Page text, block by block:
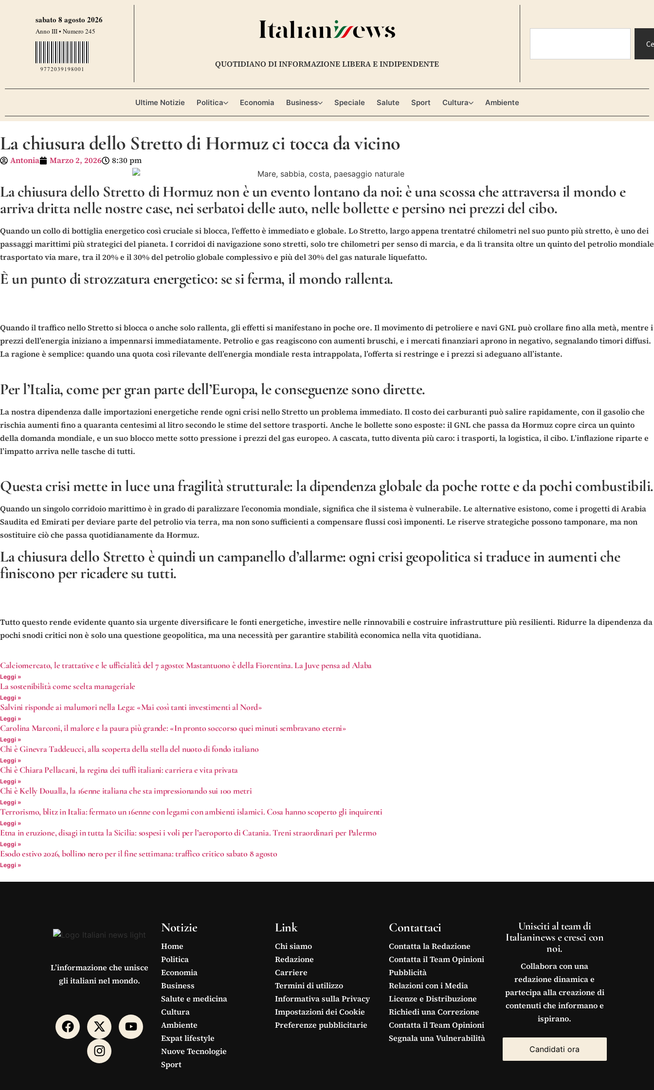
sabato 8 agosto 2026
Anno III • Numero 245
9772039198001 QUOTIDIANO DI INFORMAZIONE LIBERA E INDIPENDENTE
Ultime Notizie Politica Economia Business Speciale Salute Sport Cultura Ambiente
La chiusura dello Stretto di Hormuz ci tocca da vicino
Antonia Marzo 2, 2026 8:30 pm
La chiusura dello Stretto di Hormuz non è un evento lontano da noi: è una scossa che attraversa il mondo e
arriva dritta nelle nostre case, nei serbatoi delle auto, nelle bollette e persino nei prezzi del cibo.
Quando un collo di bottiglia energetico così cruciale si blocca, l’effetto è immediato e globale. Lo Stretto, largo appena trentatré chilometri nel suo punto più stretto, è uno dei
passaggi marittimi più strategici del pianeta. I corridoi di navigazione sono stretti, solo tre chilometri per senso di marcia, e da lì transita oltre un quinto del petrolio mondiale
trasportato via mare, tra il 20% e il 30% del petrolio globale complessivo e più del 30% del gas naturale liquefatto.
È un punto di strozzatura energetico: se si ferma, il mondo rallenta.
Quando il traffico nello Stretto si blocca o anche solo rallenta, gli effetti si manifestano in poche ore. Il movimento di petroliere e navi GNL può crollare fino alla metà, mentre i
prezzi dell’energia iniziano a impennarsi immediatamente. Petrolio e gas reagiscono con aumenti bruschi, e i mercati finanziari aprono in negativo, segnalando timori diffusi.
La ragione è semplice: quando una quota così rilevante dell’energia mondiale resta intrappolata, l’offerta si restringe e i prezzi si adeguano all’istante.
Per l’Italia, come per gran parte dell’Europa, le conseguenze sono dirette.
La nostra dipendenza dalle importazioni energetiche rende ogni crisi nello Stretto un problema immediato. Il costo dei carburanti può salire rapidamente, con il gasolio che
rischia aumenti fino a quaranta centesimi al litro secondo le stime del settore trasporti. Anche le bollette sono esposte: il GNL che passa da Hormuz copre circa un quinto
della domanda mondiale, e un suo blocco mette sotto pressione i prezzi del gas europeo. A cascata, tutto diventa più caro: i trasporti, la logistica, il cibo. L’inflazione riparte e
l’impatto arriva nelle tasche di tutti.
Questa crisi mette in luce una fragilità strutturale: la dipendenza globale da poche rotte e da pochi combustibili.
Quando un singolo corridoio marittimo è in grado di paralizzare l’economia mondiale, significa che il sistema è vulnerabile. Le alternative esistono, come i progetti di Arabia
Saudita ed Emirati per deviare parte del petrolio via terra, ma non sono sufficienti a compensare flussi così imponenti. Le riserve strategiche possono tamponare, ma non
sostituire ciò che passa quotidianamente da Hormuz.
La chiusura dello Stretto è quindi un campanello d’allarme: ogni crisi geopolitica si traduce in aumenti che
finiscono per ricadere su tutti.
Tutto questo rende evidente quanto sia urgente diversificare le fonti energetiche, investire nelle rinnovabili e costruire infrastrutture più resilienti. Ridurre la dipendenza da
pochi snodi critici non è solo una questione geopolitica, ma una necessità per garantire stabilità economica nella vita quotidiana.
Calciomercato, le trattative e le ufficialità del 7 agosto: Mastantuono è della Fiorentina. La Juve pensa ad Alaba
Leggi »
La sostenibilità come scelta manageriale
Leggi »
Salvini risponde ai malumori nella Lega: «Mai così tanti investimenti al Nord»
Leggi »
Carolina Marconi, il malore e la paura più grande: «In pronto soccorso quei minuti sembravano eterni»
Leggi »
Chi è Ginevra Taddeucci, alla scoperta della stella del nuoto di fondo italiano
Leggi »
Chi è Chiara Pellacani, la regina dei tuffi italiani: carriera e vita privata
Leggi »
Chi è Kelly Doualla, la 16enne italiana che sta impressionando sui 100 metri
Leggi »
Terrorismo, blitz in Italia: fermato un 16enne con legami con ambienti islamici. Cosa hanno scoperto gli inquirenti
Leggi »
Etna in eruzione, disagi in tutta la Sicilia: sospesi i voli per l’aeroporto di Catania. Treni straordinari per Palermo
Leggi »
Esodo estivo 2026, bollino nero per il fine settimana: traffico critico sabato 8 agosto
Leggi »
L’informazione che unisce
gli italiani nel mondo.
Notizie
Home
Politica
Economia
Business
Salute e medicina
Cultura
Ambiente
Expat lifestyle
Nuove Tecnologie
Sport
Link
Chi siamo
Redazione
Carriere
Termini di utilizzo
Informativa sulla Privacy
Impostazioni dei Cookie
Preferenze pubblicitarie
Contattaci
Contatta la Redazione
Contatta il Team Opinioni
Pubblicità
Relazioni con i Media
Licenze e Distribuzione
Richiedi una Correzione
Contatta il Team Opinioni
Segnala una Vulnerabilità
Unisciti al team di
Italianinews e cresci con
noi.
Collabora con una
redazione dinamica e
partecipa alla creazione di
contenuti che informano e
ispirano.
Candidati ora